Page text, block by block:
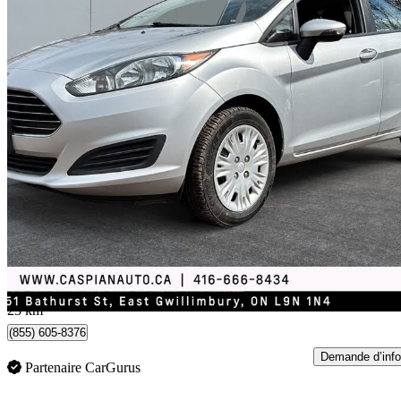
2014 Ford Fiesta
SE Hatchback182 490 km
6 498 $ Affaire
114 $/mois env.
Holland Landing, ON
23 km
(855) 605-8376
Partenaire CarGurus
Demande d’info